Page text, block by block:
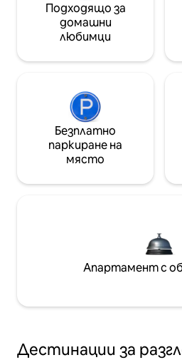
Подходящо за
домашни
любимци
Безплатно
паркиране на
място
Апартамент с
Дестинации за